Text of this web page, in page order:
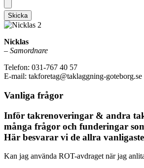
Skicka
Nicklas
– Samordnare
Telefon: 031-767 40 57
E-mail: takforetag@taklaggning-goteborg.se
Vanliga frågor
Inför takrenoveringar & andra
många frågor och funderingar
Här besvarar vi de allra
Kan jag använda ROT-avdraget när jag